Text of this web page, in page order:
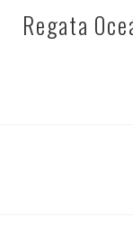
Regata